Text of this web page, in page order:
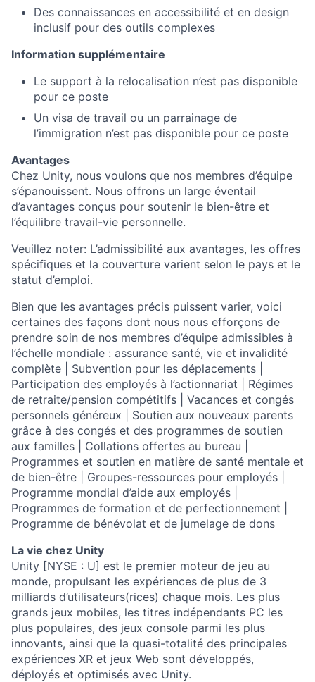
Des connaissances en accessibilité et en design
inclusif pour des outils complexes
Information supplémentaire
Le support à la relocalisation n’est pas disponible
pour ce poste
Un visa de travail ou un parrainage de
l’immigration n’est pas disponible pour ce poste
Avantages
Chez Unity, nous voulons que nos membres d’équipe
s’épanouissent. Nous offrons un large éventail
d’avantages conçus pour soutenir le bien-être et
l’équilibre travail-vie personnelle.
Veuillez noter: L’admissibilité aux avantages, les offres
spécifiques et la couverture varient selon le pays et le
statut d’emploi.
Bien que les avantages précis puissent varier, voici
certaines des façons dont nous nous efforçons de
prendre soin de nos membres d’équipe admissibles à
l’échelle mondiale : assurance santé, vie et invalidité
complète | Subvention pour les déplacements |
Participation des employés à l’actionnariat | Régimes
de retraite/pension compétitifs | Vacances et congés
personnels généreux | Soutien aux nouveaux parents
grâce à des congés et des programmes de soutien
aux familles | Collations offertes au bureau |
Programmes et soutien en matière de santé mentale et
de bien-être | Groupes-ressources pour employés |
Programme mondial d’aide aux employés |
Programmes de formation et de perfectionnement |
Programme de bénévolat et de jumelage de dons
La vie chez Unity
Unity [NYSE : U] est le premier moteur de jeu au
monde, propulsant les expériences de plus de 3
milliards d’utilisateurs(rices) chaque mois. Les plus
grands jeux mobiles, les titres indépendants PC les
plus populaires, des jeux console parmi les plus
innovants, ainsi que la quasi-totalité des principales
expériences XR et jeux Web sont développés,
déployés et optimisés avec Unity.